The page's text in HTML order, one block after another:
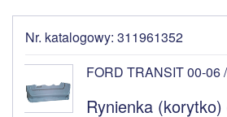
Nr. katalogowy: 311961352
FORD TRANSIT 00-06
Rynienka